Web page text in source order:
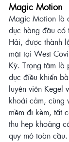
Magic Motion
Magic Motion là
dục hàng đầu có
Hải, được thành
mặt tại West
Kỳ. Trọng tâm là
dục điều khiển
luyện viên Kegel
khoái cảm, cùng
mềm đi kèm, tất
thu hẹp khoảng
quy mô toàn cầu.